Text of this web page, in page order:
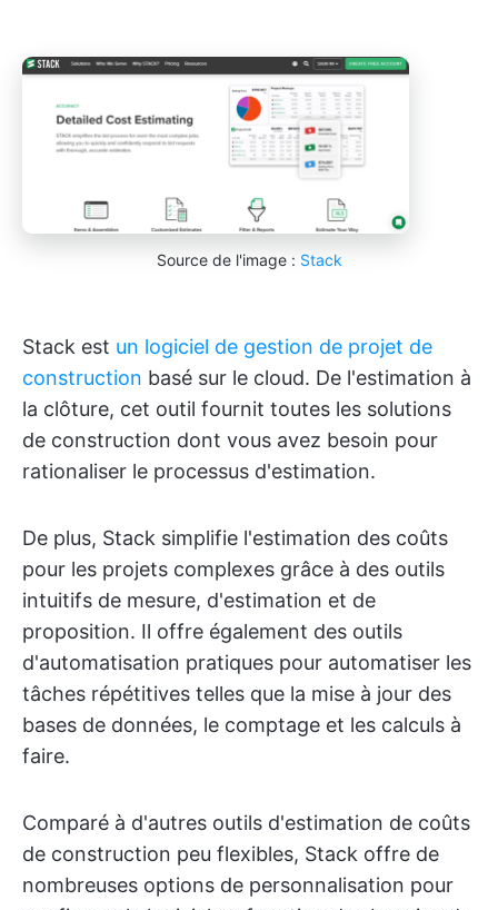
Source de l'image : Stack
Stack est un logiciel de gestion de projet de
construction basé sur le cloud. De l'estimation à
la clôture, cet outil fournit toutes les solutions
de construction dont vous avez besoin pour
rationaliser le processus d'estimation.
De plus, Stack simplifie l'estimation des coûts
pour les projets complexes grâce à des outils
intuitifs de mesure, d'estimation et de
proposition. Il offre également des outils
d'automatisation pratiques pour automatiser les
tâches répétitives telles que la mise à jour des
bases de données, le comptage et les calculs à
faire.
Comparé à d'autres outils d'estimation de coûts
de construction peu flexibles, Stack offre de
nombreuses options de personnalisation pour